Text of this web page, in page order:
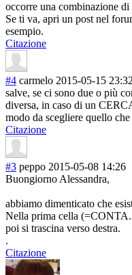
occorre una combinazione
Se ti va, apri un post nel
esempio.
Citazione
#4 carmelo 2015-05-15 23:32
salve, se ci sono due o più
diversa, in caso di un
modo da scegliere quello
Citazione
#3 peppo 2015-05-08 14:26
Buongiorno Alessandra,
abbiamo dimenticato che
Nella prima cella
poi si trascina verso destra.
.
Citazione